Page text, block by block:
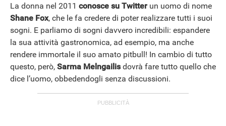
La donna nel 2011 conosce su Twitter un uomo di nome
Shane Fox, che le fa credere di poter realizzare tutti i suoi
sogni. E parliamo di sogni davvero incredibili: espandere
la sua attività gastronomica, ad esempio, ma anche
rendere immortale il suo amato pitbull! In cambio di tutto
questo, però, Sarma Melngailisdovrà fare tutto quello che
dice l’uomo, obbedendogli senza discussioni.